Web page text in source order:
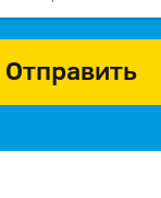
Отправить